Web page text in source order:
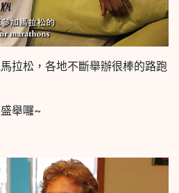
拉松，各地不斷舉辦很棒的路跑
舉囉~